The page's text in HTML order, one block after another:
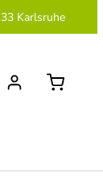
Karlsruhe